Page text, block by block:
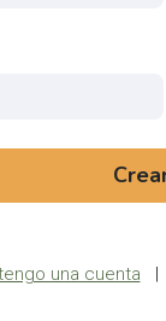
una cuenta |